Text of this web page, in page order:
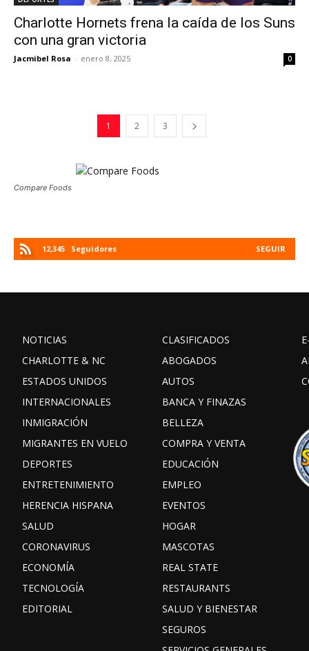
Charlotte Hornets frena la caída de los Suns
con una gran victoria
Jacmibel Rosa - enero 8, 2025 0
1 2 3
Compare Foods
12,345 Seguidores SEGUIR
NOTICIAS
CHARLOTTE & NC
ESTADOS UNIDOS
INTERNACIONALES
INMIGRACIÓN
MIGRANTES EN VUELO
DEPORTES
ENTRETENIMIENTO
HERENCIA HISPANA
SALUD
CORONAVIRUS
ECONOMÍA
TECNOLOGÍA
EDITORIAL
CLASIFICADOS
ABOGADOS
AUTOS
BANCA Y FINAZAS
BELLEZA
COMPRA Y VENTA
EDUCACIÓN
EMPLEO
EVENTOS
HOGAR
MASCOTAS
REAL STATE
RESTAURANTS
SALUD Y BIENESTAR
SEGUROS